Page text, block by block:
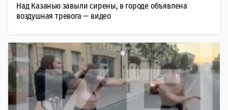
Над Казанью завыли сирены, в городе объявлена
воздушная тревога — видео